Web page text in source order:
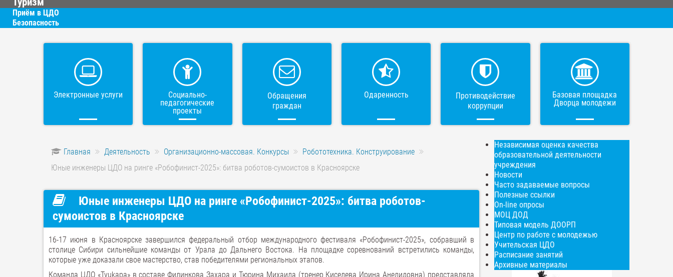
Приём в ЦДО
Безопасность
Электронные услуги
Социально-
педагогические
проекты
Обращения
граждан
Одаренность
Противодействие
коррупции
Базовая площадка
Дворца молодежи
Главная Деятельность Организационно-массовая. Конкурсы
Робототехника. Конструирование
Юные инженеры ЦДО на ринге «Робофинист-2025»: битва роботов-сумоистов в Красноярске
Юные инженеры ЦДО на ринге «Робофинист-2025»: битва роботов-
сумоистов в Красноярске
16-17 июня в Красноярске завершился федеральный отбор международного фестиваля «Робофинист-2025», собравший в
столице Сибири сильнейшие команды от Урала до Дальнего Востока. На площадке соревнований встретились команды,
которые уже доказали свое мастерство, став победителями региональных этапов.
Команда ЦДО «Tyukapa» в составе Филинкова Захара и Тюрина Михаила (тренер Киселева Ирина Анелидовна) представляла
Независимая оценка качества
образовательной деятельности
учреждения
Новости
Часто задаваемые вопросы
Полезные ссылки
On-line опросы
МОЦ ДОД
Типовая модель ДООРП
Центр по работе с молодежью
Учительская ЦДО
Расписание занятий
Архивные материалы